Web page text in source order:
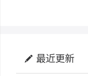
最近更新